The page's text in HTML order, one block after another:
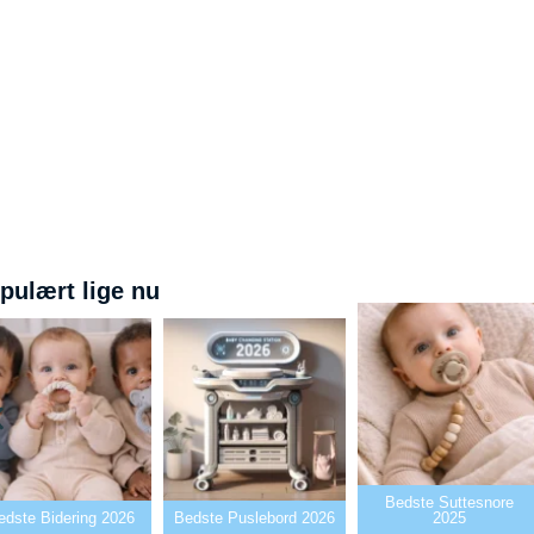
lige nu
Bidering 2026 Bedste Puslebord 2026
Bedste Suttesnore
2025